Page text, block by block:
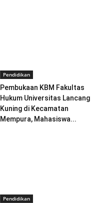
Pendidikan
Pembukaan KBM Fakultas
Hukum Universitas Lancang
Kuning di Kecamatan
Mempura, Mahasiswa...
Pendidikan